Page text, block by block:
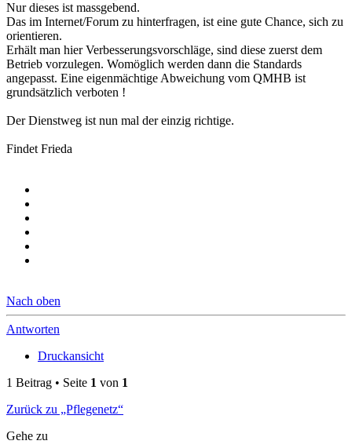
Nur dieses ist massgebend.
Das im Internet/Forum zu hinterfragen, ist eine gute Chance, sich zu
orientieren.
Erhält man hier Verbesserungsvorschläge, sind diese zuerst dem
Betrieb vorzulegen. Womöglich werden dann die Standards
angepasst. Eine eigenmächtige Abweichung vom QMHB ist
grundsätzlich verboten !
Der Dienstweg ist nun mal der einzig richtige.
Findet Frieda
Nach oben
Antworten
Druckansicht
1 Beitrag • Seite 1 von 1
Zurück zu „Pflegenetz“
Gehe zu